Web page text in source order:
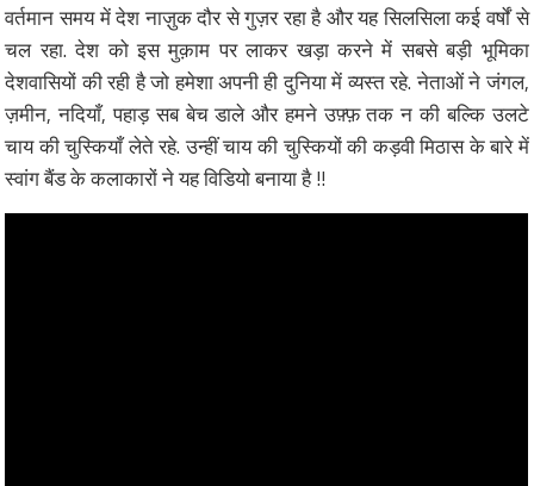
वर्तमान समय में देश नाज़ुक दौर से गुज़र रहा है और यह सिलसिला कई वर्षों से
चल रहा. देश को इस मुक़ाम पर लाकर खड़ा करने में सबसे बड़ी भूमिका
देशवासियों की रही है जो हमेशा अपनी ही दुनिया में व्यस्त रहे. नेताओं ने जंगल,
ज़मीन, नदियाँ, पहाड़ सब बेच डाले और हमने उफ़्फ़ तक न की बल्कि उलटे
चाय की चुस्कियाँ लेते रहे. उन्हीं चाय की चुस्कियों की कड़वी मिठास के बारे में
स्वांग बैंड के कलाकारों ने यह विडियो बनाया है !!